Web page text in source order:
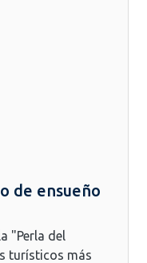
de ensueño
"Perla del
turísticos más